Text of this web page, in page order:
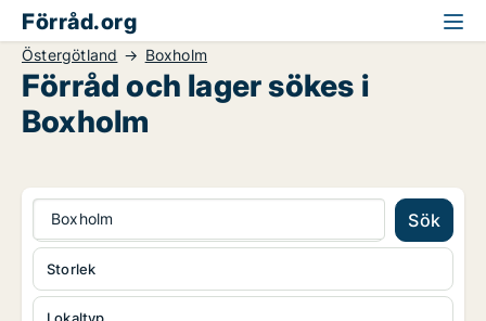
Förråd.org
Östergötland Boxholm
Förråd och lager sökes i
Boxholm
Boxholm Sök
Storlek